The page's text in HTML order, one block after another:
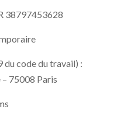
38797453628
code du travail) :
75008 Paris